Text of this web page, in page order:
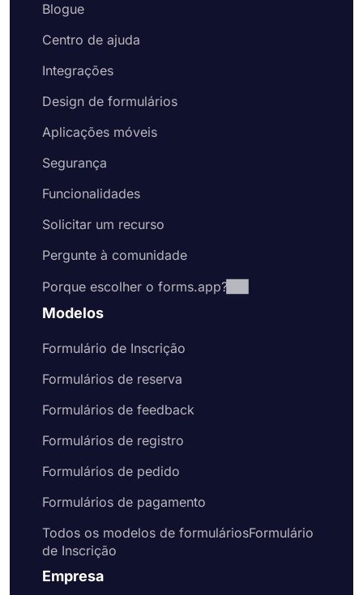
Blogue
Centro de ajuda
Integrações
Design de formulários
Aplicações móveis
Segurança
Funcionalidades
Solicitar um recurso
Pergunte à comunidade
Porque escolher o forms.app?
Modelos
Formulário de Inscrição
Formulários de reserva
Formulários de feedback
Formulários de registro
Formulários de pedido
Formulários de pagamento
Todos os modelos de formuláriosFormulário
de Inscrição
Empresa